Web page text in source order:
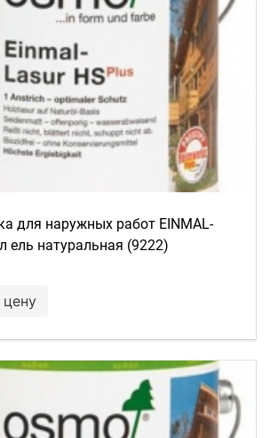
для наружных работ EINMAL-
ель натуральная (9222)
цену